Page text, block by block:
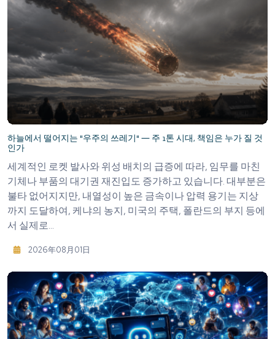
하늘에서 떨어지는 "우주의 쓰레기" ― 주 1톤 시대, 책임은 누가 질 것
인가
세계적인 로켓 발사와 위성 배치의 급증에 따라, 임무를 마친
기체나 부품의 대기권 재진입도 증가하고 있습니다. 대부분은
불타 없어지지만, 내열성이 높은 금속이나 압력 용기는 지상
까지 도달하여, 케냐의 농지, 미국의 주택, 폴란드의 부지 등에
서 실제로...
2026年08月01日